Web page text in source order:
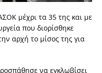
μέχρι τα 35 της και με
που διορίσθηκε
αρχή το μίσος της για
να εγκλωβίσει